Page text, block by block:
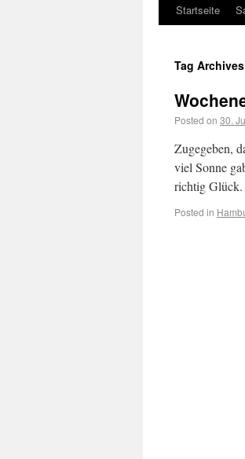
Startseite
Tag
Posted on 30.
Zugegeben,
viel Sonne
richtig
Posted in